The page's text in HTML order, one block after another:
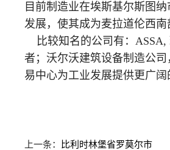
目前制造业在埃斯基尔斯图
发展，使其成为麦拉道伦西
比较知名的公司有：ASSA,
者；沃尔沃建筑设备制造公
易中心为工业发展提供更广阔
上一条： 比利时林堡省罗莫尔市